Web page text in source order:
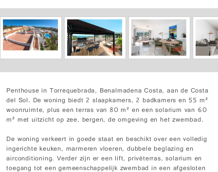
Penthouse in Torrequebrada, Benalmadena Costa, aan de Costa
del Sol. De woning biedt 2 slaapkamers, 2 badkamers en 55 m²
woonruimte, plus een terras van 80 m² en een solarium van 60
m² met uitzicht op zee, bergen, de omgeving en het zwembad.
De woning verkeert in goede staat en beschikt over een volledig
ingerichte keuken, marmeren vloeren, dubbele beglazing en
airconditioning. Verder zijn er een lift, privéterras, solarium en
toegang tot een gemeenschappelijk zwembad in een afgesloten